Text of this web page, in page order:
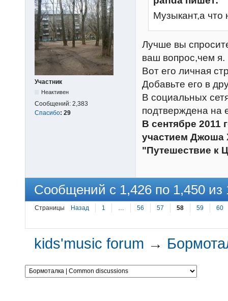
Участник
Неактивен
Сообщений: 2,383
Спасибо: 29
Музыкант,а что
Лучше вы
ваш вопрос,чем я.
Вот его личная
Добавьте его в
В социальных
подтверждена на
В сентябре 2011
участием Джоша
"Путешествие к
Сообщений с 1,426 по 1,450 из
Страницы Назад 1 … 56 57 58 59 60
kids'music forum →